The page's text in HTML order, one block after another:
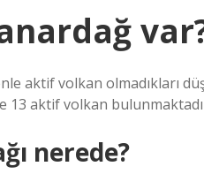
aktif volkan olmadıkları
13 aktif volkan
nerede?